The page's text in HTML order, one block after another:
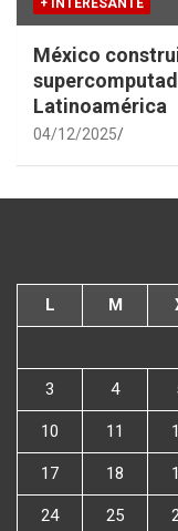
+ INTERESANTE
México
Latinoamérica
04/12/2025
L M
3 4
10 11
17 18
24 25